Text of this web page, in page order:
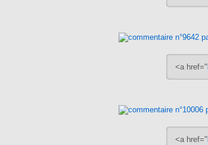
<a href="
<a href="